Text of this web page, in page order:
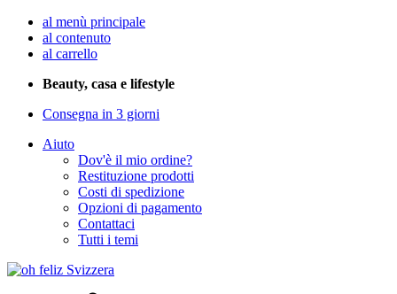
al menù principale
al contenuto
al carrello
Beauty, casa e lifestyle
Consegna in 3 giorni
Aiuto
Dov'è il mio ordine?
Restituzione prodotti
Costi di spedizione
Opzioni di pagamento
Contattaci
Tutti i temi